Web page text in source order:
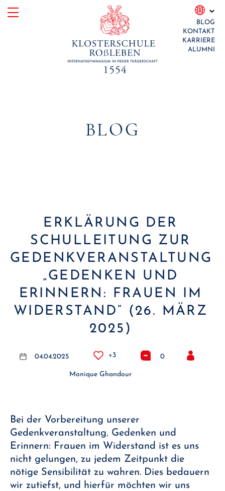
Skip
BLOG
KONTAKT
KARRIERE
ALUMNI
BLOG
ERKLÄRUNG DER
SCHULLEITUNG ZUR
GEDENKVERANSTALTUNG
„GEDENKEN UND
ERINNERN: FRAUEN IM
WIDERSTAND“ (26. MÄRZ
2025)
04.04.2025 +3 0
Monique Ghandour
Bei der Vorbereitung unserer
Gedenkveranstaltung‚ Gedenken und
Erinnern: Frauen im Widerstand ist es uns
nicht gelungen, zu jedem Zeitpunkt die
nötige Sensibilität zu wahren. Dies bedauern
wir zutiefst, und hierfür möchten wir uns